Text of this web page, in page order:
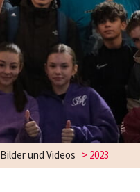
Bilder und Videos >2023